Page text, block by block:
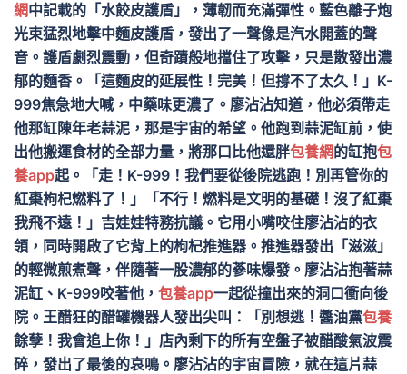
網中記載的「水餃皮護盾」，薄韌而充滿彈性。藍色離子炮
光束猛烈地擊中麵皮護盾，發出了一聲像是汽水開蓋的聲
音。護盾劇烈震動，但奇蹟般地擋住了攻擊，只是散發出濃
郁的麵香。「這麵皮的延展性！完美！但撐不了太久！」K-
999焦急地大喊，中藥味更濃了。廖沾沾知道，他必須帶走
他那缸陳年老蒜泥，那是宇宙的希望。他跑到蒜泥缸前，使
出他搬運食材的全部力量，將那口比他還胖包養網的缸抱包
養app起。「走！K-999！我們要從後院逃跑！別再管你的
紅棗枸杞燃料了！」「不行！燃料是文明的基礎！沒了紅棗
我飛不遠！」吉娃娃特務抗議。它用小嘴咬住廖沾沾的衣
領，同時開啟了它背上的枸杞推進器。推進器發出「滋滋」
的輕微煎煮聲，伴隨著一股濃郁的蔘味爆發。廖沾沾抱著蒜
泥缸、K-999咬著他， 包養app一起從撞出來的洞口衝向後
院。王醋狂的醋罐機器人發出尖叫：「別想逃！醬油黨包養
餘孽！我會追上你！」店內剩下的所有空盤子被醋酸氣波震
碎，發出了最後的哀鳴。廖沾沾的宇宙冒險，就在這片蒜